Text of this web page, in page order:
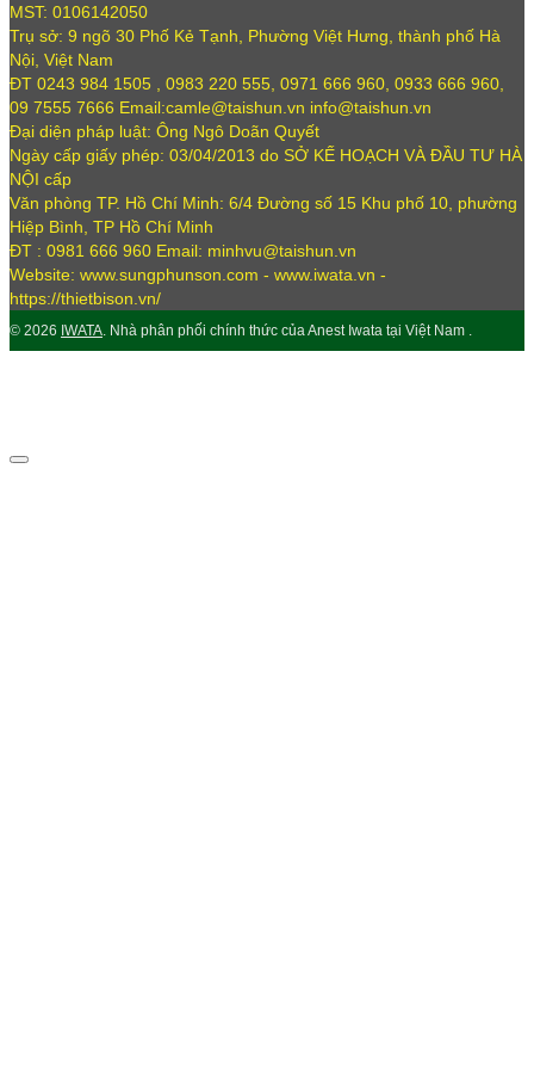
MST: 0106142050
Trụ sở: 9 ngõ 30 Phố Kẻ Tạnh, Phường Việt Hưng, thành phố Hà
Nội, Việt Nam
ĐT 0243 984 1505 , 0983 220 555, 0971 666 960, 0933 666 960,
09 7555 7666 Email:camle@taishun.vn info@taishun.vn
Đại diện pháp luật: Ông Ngô Doãn Quyết
Ngày cấp giấy phép: 03/04/2013 do SỞ KẾ HOẠCH VÀ ĐẦU TƯ HÀ
NỘI cấp
Văn phòng TP. Hồ Chí Minh: 6/4 Đường số 15 Khu phố 10, phường
Hiệp Bình, TP Hồ Chí Minh
ĐT : 0981 666 960 Email: minhvu@taishun.vn
Website: www.sungphunson.com - www.iwata.vn -
https://thietbison.vn/
© 2026 IWATA. Nhà phân phối chính thức của Anest Iwata tại Việt Nam .